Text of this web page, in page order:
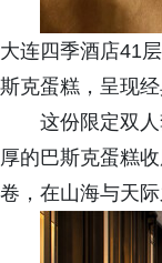
大连四季酒店41
斯克蛋糕，呈现
这份限定双
厚的巴斯克蛋糕
卷，在山海与天